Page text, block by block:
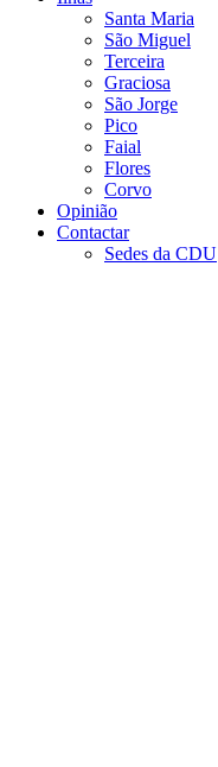
Santa Maria
São Miguel
Terceira
Graciosa
São Jorge
Pico
Faial
Flores
Corvo
Opinião
Contactar
Sedes da CDU